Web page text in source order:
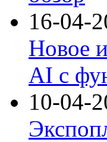
16-04-
Новое
AI с
10-04-